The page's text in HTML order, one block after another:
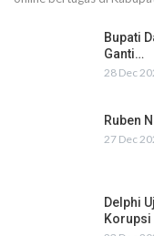
Bupati
Ganti…
28 Dec
Ruben
27 Dec
Delphi
Korupsi